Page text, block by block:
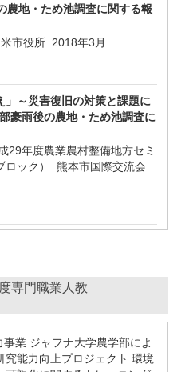
農地・ため池調査に関する報
市役所 2018年3月
」～災害復旧の対策と課題に
豪雨後の農地・ため池調査に
29年度農業農村整備地方セミ
ロック） 熊本市国際交流会
専門職業人教
業 ジャフナ大学農学部によ
究能力向上プロジェクト 環境